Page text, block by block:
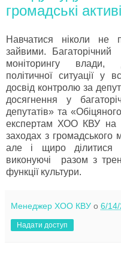
громадські
Навчатися ніколи не
зайвими.
моніторингу влади,
політичної ситуації у
досвід контролю за
досягнення у
депутатів» та
експертам ХОО КВУ на
заходах з громадського
але і щиро ділитися
виконуючі разом з
функції культури.
Менеджер ХОО КВУ о 6/14/
Надати доступ